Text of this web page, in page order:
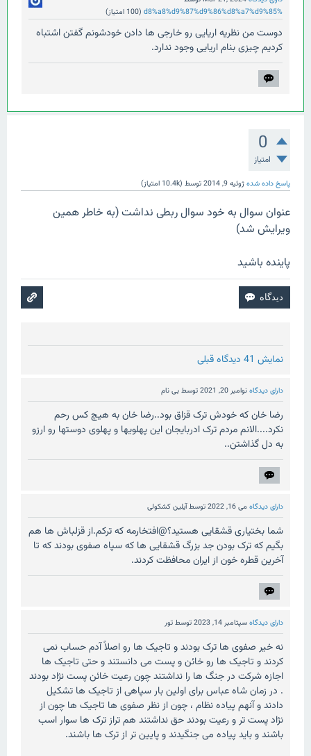
%d8%a8%d9%87%d9%86%d8%a7%d9%85
(
100 امتیاز)
دوست من نظریه اریایی رو خارجی ها دادن خودشونم گفتن اشتباه
کردیم چیزی بنام اریایی وجود ندارد.
0
امتیاز
پاسخ داده شدهژوئیه 9, 2014 توسط (
10.4k امتیاز)
عنوان سوال به خود سوال ربطی نداشت (به خاطر همین
ویرایش شد)
پاینده باشید
نمایش 41 دیدگاه قبلی
دارای دیدگاهنوامبر 20, 2021 توسطبی نام
رضا خان که خودش ترک قزاق بود..رضا خان به هیچ کس رحم
نکرد....الانم مردم ترک ادربایجان این پهلویها و پهلوی دوستها رو ارزو
به دل گذاشتن..
دارای دیدگاهمی 16, 2022 توسطآیلین کشکولی
شما بختیاری قشقایی هستید؟@افتخارمه که ترکم.از قزلباش ها هم
بگیم که ترک بودن جد بزرگ قشقایی ها که سپاه صفوی بودند که تا
آخرین قطره خون از ایران محافظت کردند.
دارای دیدگاهسپتامبر 14, 2023 توسطتور
نه خیر صفوی ها ترک بودند و تاجیک ها رو اصلاً آدم حساب نمی
کردند و تاجیک ها رو خائن و پست می دانستند و حتی تاجیک ها
اجازه شرکت در جنگ ها را نداشتند چون رعیت خائن پست نژاد بودند
. در زمان شاه عباس برای اولین بار سپاهی از تاجیک ها تشکیل
دادند و آنهم پیاده نظام ، چون از نظر صفوی ها تاجیک ها چون از
نژاد پست تر و رعیت بودند حق نداشتند هم تراز ترک ها سوار اسب
باشند و باید پیاده می جنگیدند و پایین تر از ترک ها باشند.